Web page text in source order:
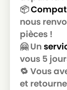
📦
nous
pièces !
🤗 Un
vous 5
🔁 Vous
et